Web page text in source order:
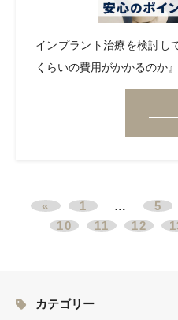
インプラント治療を検討し
くらいの費用がかかるのか
« 1 … 5
10
11 12
カテゴリー